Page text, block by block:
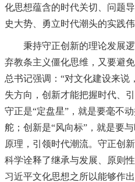
化思想蕴含的时代关切、问题
史大势、勇立时代潮头的实践伟
秉持守正创新的理论发展逻
弃教条主义僵化思维，又要避
总书记强调：“对文化建设来说
失方向，创新才能把握时代、
守正是“定盘星”，就是要毫不
舵；创新是“风向标”，就是要
原理，引领时代潮流。守正创
科学诠释了继承与发展、原则
习近平文化思想之所以能够作